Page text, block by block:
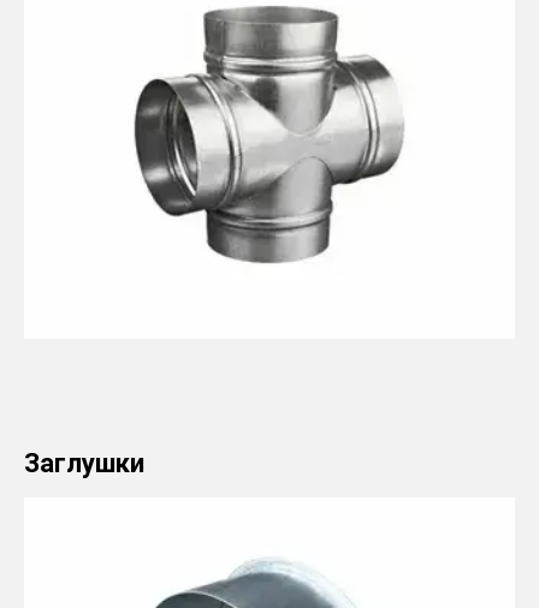
Заглушки